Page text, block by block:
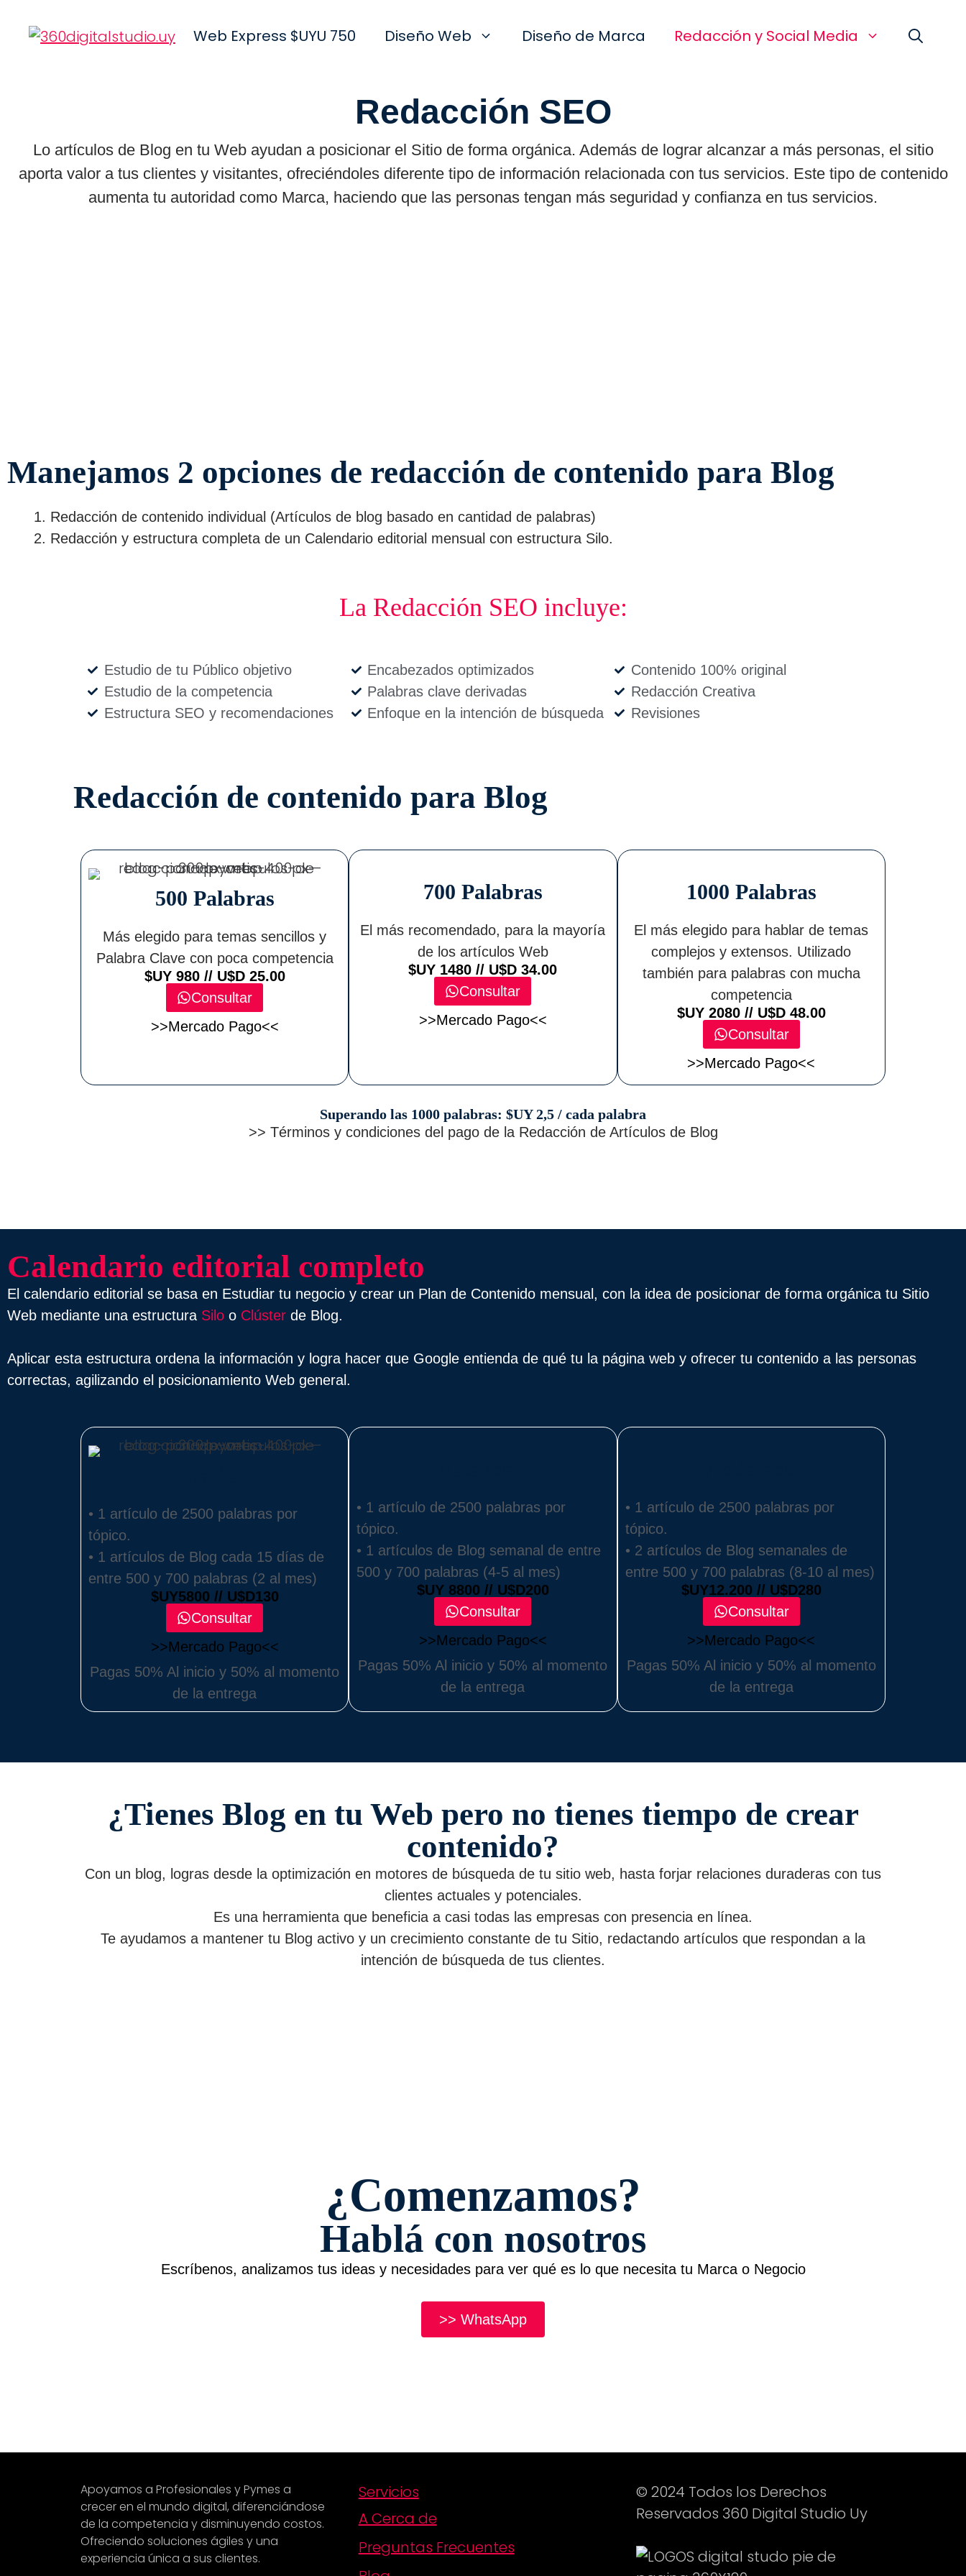
Web Express $UYU 750 Diseño Web Diseño de Marca Redacción y Social Media
Redacción SEO
Lo artículos de Blog en tu Web ayudan a posicionar el Sitio de forma orgánica. Además de lograr alcanzar a más personas, el sitio
aporta valor a tus clientes y visitantes, ofreciéndoles diferente tipo de información relacionada con tus servicios. Este tipo de contenido
aumenta tu autoridad como Marca, haciendo que las personas tengan más seguridad y confianza en tus servicios.
Manejamos 2 opciones de redacción de contenido para Blog
Redacción de contenido individual (Artículos de blog basado en cantidad de palabras)
Redacción y estructura completa de un Calendario editorial mensual con estructura Silo.
La Redacción SEO incluye:
Estudio de tu Público objetivo
Estudio de la competencia
Estructura SEO y recomendaciones
Encabezados optimizados
Palabras clave derivadas
Enfoque en la intención de búsqueda
Contenido 100% original
Redacción Creativa
Revisiones
Redacción de contenido para Blog
500 Palabras
Más elegido para temas sencillos y
Palabra Clave con poca competencia
$UY 980 // U$D 25.00
Consultar
>>Mercado Pago<<
700 Palabras
El más recomendado, para la mayoría
de los artículos Web
$UY 1480 // U$D 34.00
Consultar
>>Mercado Pago<<
1000 Palabras
El más elegido para hablar de temas
complejos y extensos. Utilizado
también para palabras con mucha
competencia
$UY 2080 // U$D 48.00
Consultar
>>Mercado Pago<<
Superando las 1000 palabras: $UY 2,5 / cada palabra
>> Términos y condiciones del pago de la Redacción de Artículos de Blog
Calendario editorial completo
El calendario editorial se basa en Estudiar tu negocio y crear un Plan de Contenido mensual, con la idea de posicionar de forma orgánica tu Sitio
Web mediante una estructura Silo o Clúster de Blog.
Aplicar esta estructura ordena la información y logra hacer que Google entienda de qué tu la página web y ofrecer tu contenido a las personas
correctas, agilizando el posicionamiento Web general.
• 1 artículo de 2500 palabras por
tópico.
• 1 artículos de Blog cada 15 días de
entre 500 y 700 palabras (2 al mes)
$UY5800 // U$D130
Consultar
>>Mercado Pago<<
Pagas 50% Al inicio y 50% al momento
de la entrega
• 1 artículo de 2500 palabras por
tópico.
• 1 artículos de Blog semanal de entre
500 y 700 palabras (4-5 al mes)
$UY 8800 // U$D200
Consultar
>>Mercado Pago<<
Pagas 50% Al inicio y 50% al momento
de la entrega
• 1 artículo de 2500 palabras por
tópico.
• 2 artículos de Blog semanales de
entre 500 y 700 palabras (8-10 al mes)
$UY12.200 // U$D280
Consultar
>>Mercado Pago<<
Pagas 50% Al inicio y 50% al momento
de la entrega
¿Tienes Blog en tu Web pero no tienes tiempo de crear
contenido?
Con un blog, logras desde la optimización en motores de búsqueda de tu sitio web, hasta forjar relaciones duraderas con tus
clientes actuales y potenciales.
Es una herramienta que beneficia a casi todas las empresas con presencia en línea.
Te ayudamos a mantener tu Blog activo y un crecimiento constante de tu Sitio, redactando artículos que respondan a la
intención de búsqueda de tus clientes.
¿Comenzamos?
Hablá con nosotros
Escríbenos, analizamos tus ideas y necesidades para ver qué es lo que necesita tu Marca o Negocio
>> WhatsApp
Apoyamos a Profesionales y Pymes a
crecer en el mundo digital, diferenciándose
de la competencia y disminuyendo costos.
Ofreciendo soluciones ágiles y una
experiencia única a sus clientes.
Servicios
A Cerca de
Preguntas Frecuentes
© 2024 Todos los Derechos
Reservados 360 Digital Studio Uy